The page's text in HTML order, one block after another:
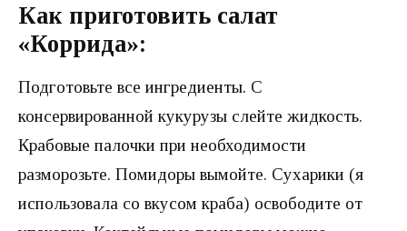
Как приготовить салат
«Коррида»:
Подготовьте все ингредиенты. С
консервированной кукурузы слейте жидкость.
Крабовые палочки при необходимости
разморозьте. Помидоры вымойте. Сухарики (я
использовала со вкусом краба) освободите от